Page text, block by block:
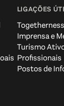
LIGAÇÕES
Togetherness
Imprensa e
Turismo
Profissionais
Postos de